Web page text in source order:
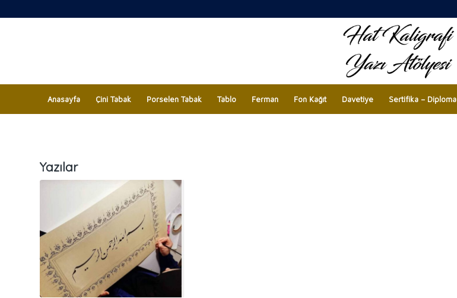
Anasayfa Çini Tabak Porselen Tabak Tablo Ferman Fon Kağıt Davetiye Sertifika – Diploma
Yazılar